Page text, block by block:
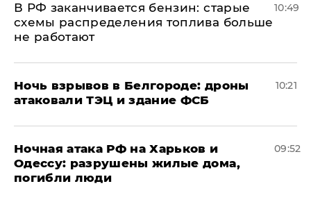
​В РФ заканчивается бензин: старые
схемы распределения топлива больше
не работают
10:49
​Ночь взрывов в Белгороде: дроны
атаковали ТЭЦ и здание ФСБ
10:21
​Ночная атака РФ на Харьков и
Одессу: разрушены жилые дома,
погибли люди
09:52